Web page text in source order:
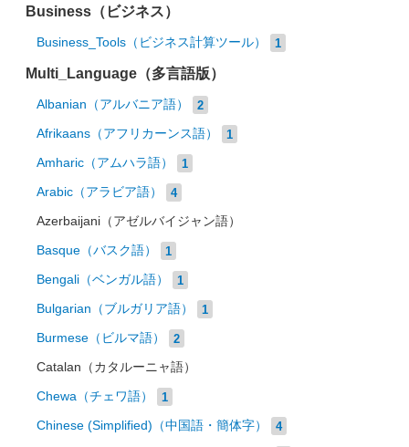
Business（ビジネス）
Business_Tools（ビジネス計算ツール） 1
Multi_Language（多言語版）
Albanian（アルバニア語） 2
Afrikaans（アフリカーンス語） 1
Amharic（アムハラ語） 1
Arabic（アラビア語） 4
Azerbaijani（アゼルバイジャン語）
Basque（バスク語） 1
Bengali（ベンガル語） 1
Bulgarian（ブルガリア語） 1
Burmese（ビルマ語） 2
Catalan（カタルーニャ語）
Chewa（チェワ語） 1
Chinese (Simplified)（中国語・簡体字） 4